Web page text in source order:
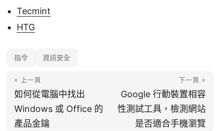
Tecmint
HTG
指令 資訊安全
« 上一頁
如何從電腦中找出
Windows 或 Office 的
產品金鑰
下一頁 »
Google 行動裝置相容
性測試工具，檢測網站
是否適合手機瀏覽